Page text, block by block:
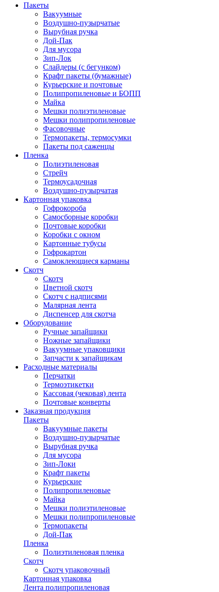
Пакеты
Вакуумные
Воздушно-пузырчатые
Вырубная ручка
Дой-Пак
Для мусора
Зип-Лок
Слайдеры (с бегунком)
Крафт пакеты (бумажные)
Курьерские и почтовые
Полипропиленовые и БОПП
Майка
Мешки полиэтиленовые
Мешки полипропиленовые
Фасовочные
Термопакеты, термосумки
Пакеты под саженцы
Пленка
Полиэтиленовая
Стрейч
Термоусадочная
Воздушно-пузырчатая
Картонная упаковка
Гофрокороба
Самосборные коробки
Почтовые коробки
Коробки с окном
Картонные тубусы
Гофрокартон
Самоклеющиеся карманы
Скотч
Скотч
Цветной скотч
Скотч с надписями
Малярная лента
Диспенсер для скотча
Оборудование
Ручные запайщики
Ножные запайщики
Вакуумные упаковщики
Запчасти к запайщикам
Расходные материалы
Перчатки
Термоэтикетки
Кассовая (чековая) лента
Почтовые конверты
Заказная продукция
Пакеты
Вакуумные пакеты
Воздушно-пузырчатые
Вырубная ручка
Для мусора
Зип-Локи
Крафт пакеты
Курьерские
Полипропиленовые
Майка
Мешки полиэтиленовые
Мешки полипропиленовые
Термопакеты
Дой-Пак
Пленка
Полиэтиленовая пленка
Скотч
Скотч упаковочный
Картонная упаковка
Лента полипропиленовая